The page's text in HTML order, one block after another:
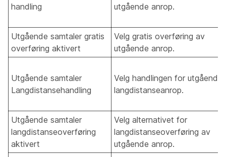
handling
utgående anrop.
Utgående samtaler gratis
overføring aktivert
Velg gratis overføring av
utgående anrop.
Utgående samtaler
Langdistansehandling
Velg handlingen for utgående
langdistanseanrop.
Utgående samtaler
langdistanseoverføring
aktivert
Velg alternativet for
langdistanseoverføring av
utgående anrop.